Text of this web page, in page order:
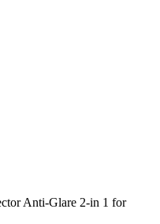
Anti-Glare 2-in 1 for